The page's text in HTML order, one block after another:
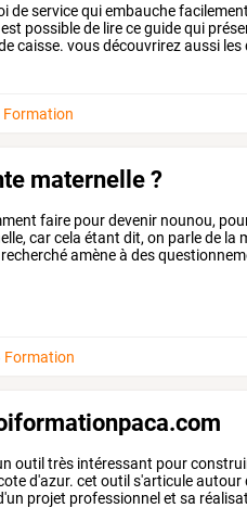
deservicequiembauche
est possiblede lireceguidequi
caisse. vousdécouvrirezaussi les
Formation
maternelle ?
faire pourdevenir nounou,
carcela étant dit, on parlede la
recherchéamèneà des
Formation
outil très intéressant pour
d'azur. cet outil s'articule
projet professionnel et sa